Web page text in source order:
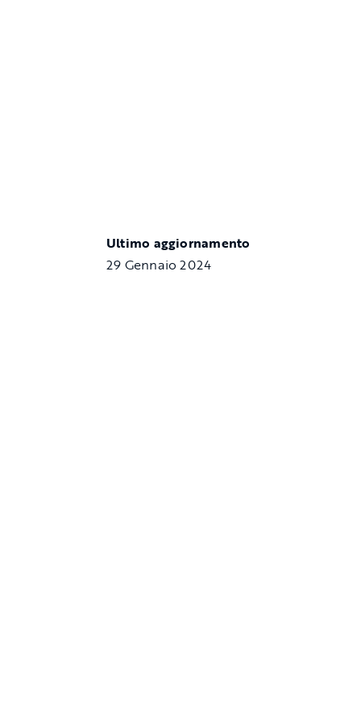
Ultimo aggiornamento
29 Gennaio 2024